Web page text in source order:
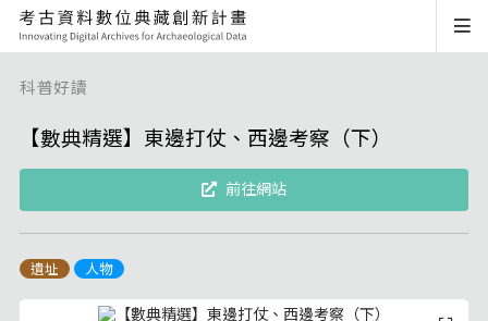
科普好讀
【數典精選】東邊打仗、西邊考察（下）
前往網站
遺址 人物